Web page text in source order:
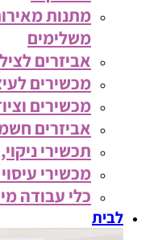
מתנות
משלימים
אביזרים
מכשירים
מכשירים
אביזרים
תכשירי
מכשירי
כלי עבודה
לבית